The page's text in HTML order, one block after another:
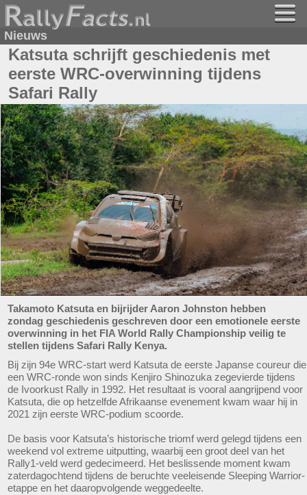
Nieuws
Katsuta schrijft geschiedenis met
eerste WRC-overwinning tijdens
Safari Rally
Takamoto Katsuta en bijrijder Aaron Johnston hebben
zondag geschiedenis geschreven door een emotionele eerste
overwinning in het FIA World Rally Championship veilig te
stellen tijdens Safari Rally Kenya.
Bij zijn 94e WRC-start werd Katsuta de eerste Japanse coureur die
een WRC-ronde won sinds Kenjiro Shinozuka zegevierde tijdens
de Ivoorkust Rally in 1992. Het resultaat is vooral aangrijpend voor
Katsuta, die op hetzelfde Afrikaanse evenement kwam waar hij in
2021 zijn eerste WRC-podium scoorde.
De basis voor Katsuta’s historische triomf werd gelegd tijdens een
weekend vol extreme uitputting, waarbij een groot deel van het
Rally1-veld werd gedecimeerd. Het beslissende moment kwam
zaterdagochtend tijdens de beruchte veeleisende Sleeping Warrior-
etappe en het daaropvolgende weggedeelte.